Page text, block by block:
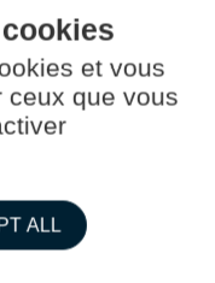
et vous
ceux que vous
ALL